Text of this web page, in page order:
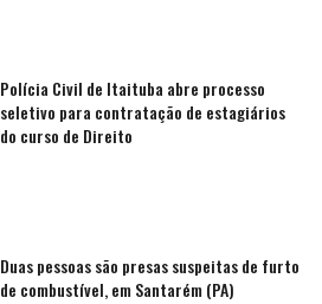
Polícia Civil de Itaituba abre processo
seletivo para contratação de estagiários
do curso de Direito
Duas pessoas são presas suspeitas de furto
de combustível, em Santarém (PA)